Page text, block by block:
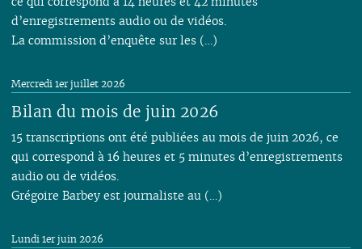
d’enregistrements audio ou de vidéos.
La commission d’enquête sur les (…)
Bilan du mois de juin 2026
Mercredi 1er juillet 2026
15 transcriptions ont été publiées au mois de juin 2026, ce
qui correspond à 16 heures et 5 minutes d’enregistrements
audio ou de vidéos.
Grégoire Barbey est journaliste au (…)
Lundi 1er juin 2026